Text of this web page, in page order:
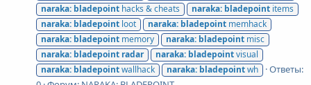
naraka: bladepoint hacks & cheats naraka: bladepoint items
naraka: bladepoint loot naraka: bladepoint memhack
naraka: bladepoint memory naraka: bladepoint misc
naraka: bladepoint radar naraka: bladepointvisual
naraka: bladepointwallhack naraka: bladepointwh
Ответы: